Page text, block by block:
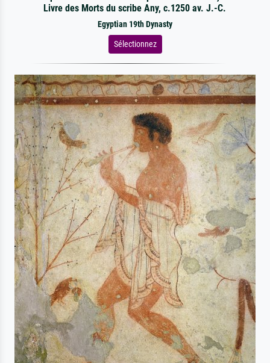
Livre des Morts du scribe Any, c.1250 av. J.-C.
Egyptian 19th Dynasty
Sélectionnez